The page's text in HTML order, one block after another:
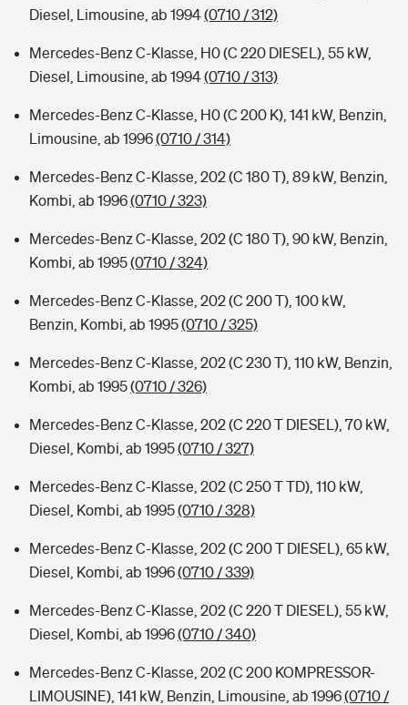
Diesel, Limousine, ab 1994(0710 / 312)
Mercedes-Benz C-Klasse, H0 (C 220 DIESEL), 55 kW,
Diesel, Limousine, ab 1994(0710 / 313)
Mercedes-Benz C-Klasse, H0 (C 200 K), 141 kW, Benzin,
Limousine, ab 1996(0710 / 314)
Mercedes-Benz C-Klasse, 202 (C 180 T), 89 kW, Benzin,
Kombi, ab 1996(0710 / 323)
Mercedes-Benz C-Klasse, 202 (C 180 T), 90 kW, Benzin,
Kombi, ab 1995(0710 / 324)
Mercedes-Benz C-Klasse, 202 (C 200 T), 100 kW,
Benzin, Kombi, ab 1995(0710 / 325)
Mercedes-Benz C-Klasse, 202 (C 230 T), 110 kW, Benzin,
Kombi, ab 1995(0710 / 326)
Mercedes-Benz C-Klasse, 202 (C 220 T DIESEL), 70 kW,
Diesel, Kombi, ab 1995(0710 / 327)
Mercedes-Benz C-Klasse, 202 (C 250 T TD), 110 kW,
Diesel, Kombi, ab 1995(0710 / 328)
Mercedes-Benz C-Klasse, 202 (C 200 T DIESEL), 65 kW,
Diesel, Kombi, ab 1996(0710 / 339)
Mercedes-Benz C-Klasse, 202 (C 220 T DIESEL), 55 kW,
Diesel, Kombi, ab 1996(0710 / 340)
Mercedes-Benz C-Klasse, 202 (C 200 KOMPRESSOR-
LIMOUSINE), 141 kW, Benzin, Limousine, ab 1996(0710 /